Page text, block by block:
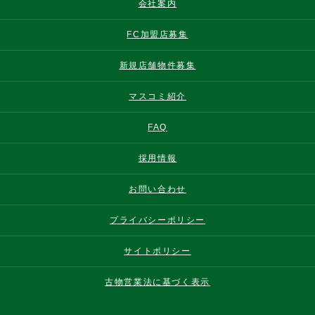
会社案内
FC加盟店募集
新規店舗物件募集
マスコミ紹介
FAQ
採用情報
お問い合わせ
プライバシーポリシー
サイトポリシー
古物営業法に基づく表示